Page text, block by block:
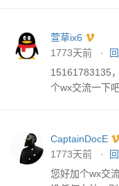
萱草ix6
1773天前 ·
15161783135
个wx交流一下
CaptainDocE
1773天前 ·
您好加个wx交